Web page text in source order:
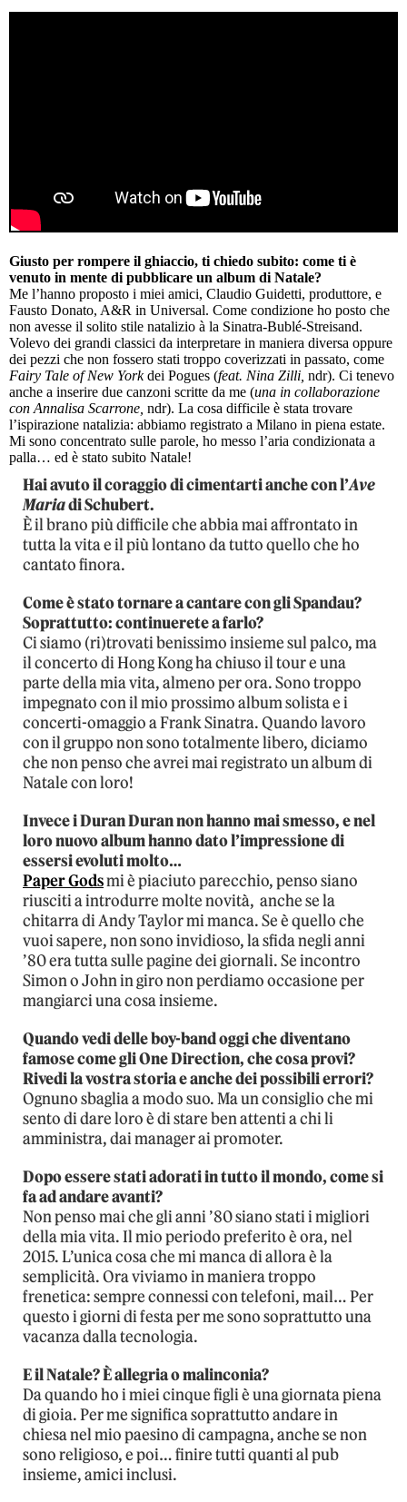
Giusto per rompere il ghiaccio, ti chiedo subito: come ti è
venuto in mente di pubblicare un album di Natale?
Me l’hanno proposto i miei amici, Claudio Guidetti, produttore, e
Fausto Donato, A&R in Universal. Come condizione ho posto che
non avesse il solito stile natalizio à la Sinatra-Bublé-Streisand.
Volevo dei grandi classici da interpretare in maniera diversa oppure
dei pezzi che non fossero stati troppo coverizzati in passato, come
Fairy Tale of New Yorkdei Pogues (feat. Nina Zilli, ndr). Ci tenevo
anche a inserire due canzoni scritte da me (una in collaborazione
con Annalisa Scarrone, ndr). La cosa difficile è stata trovare
l’ispirazione natalizia: abbiamo registrato a Milano in piena estate.
Mi sono concentrato sulle parole, ho messo l’aria condizionata a
palla… ed è stato subito Natale!
Hai avuto il coraggio di cimentarti anche con l’Ave
Mariadi Schubert.
È il brano più difficile che abbia mai affrontato in
tutta la vita e il più lontano da tutto quello che ho
cantato finora.
Come è stato tornare a cantare con gli Spandau?
Soprattutto: continuerete a farlo?
Ci siamo (ri)trovati benissimo insieme sul palco, ma
il concerto di Hong Kong ha chiuso il tour e una
parte della mia vita, almeno per ora. Sono troppo
impegnato con il mio prossimo album solista e i
concerti-omaggio a Frank Sinatra. Quando lavoro
con il gruppo non sono totalmente libero, diciamo
che non penso che avrei mai registrato un album di
Natale con loro!
Invece i Duran Duran non hanno mai smesso, e nel
loro nuovo album hanno dato l’impressione di
essersi evoluti molto…
Paper Godsmi è piaciuto parecchio, penso siano
riusciti a introdurre molte novità, anche se la
chitarra di Andy Taylor mi manca. Se è quello che
vuoi sapere, non sono invidioso, la sfida negli anni
’80 era tutta sulle pagine dei giornali. Se incontro
Simon o John in giro non perdiamo occasione per
mangiarci una cosa insieme.
Quando vedi delle boy-band oggi che diventano
famose come gli One Direction, che cosa provi?
Rivedi la vostra storia e anche dei possibili errori?
Ognuno sbaglia a modo suo. Ma un consiglio che mi
sento di dare loro è di stare ben attenti a chi li
amministra, dai manager ai promoter.
Dopo essere stati adorati in tutto il mondo, come si
fa ad andare avanti?
Non penso mai che gli anni ’80 siano stati i migliori
della mia vita. Il mio periodo preferito è ora, nel
2015. L’unica cosa che mi manca di allora è la
semplicità. Ora viviamo in maniera troppo
frenetica: sempre connessi con telefoni, mail… Per
questo i giorni di festa per me sono soprattutto una
vacanza dalla tecnologia.
E il Natale? È allegria o malinconia?
Da quando ho i miei cinque figli è una giornata piena
di gioia. Per me significa soprattutto andare in
chiesa nel mio paesino di campagna, anche se non
sono religioso, e poi… finire tutti quanti al pub
insieme, amici inclusi.